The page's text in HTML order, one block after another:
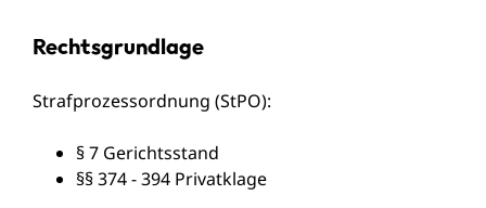
Rechtsgrundlage
Strafprozessordnung (StPO):
§ 7 Gerichtsstand
§§ 374 - 394 Privatklage